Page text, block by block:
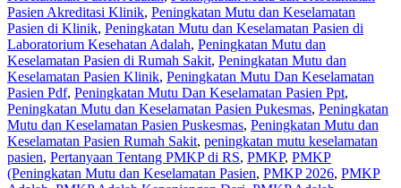
Pasien Akreditasi Klinik, Peningkatan Mutu dan Keselamatan
Pasien di Klinik, Peningkatan Mutu dan Keselamatan Pasien di
Laboratorium Kesehatan Adalah, Peningkatan Mutu dan
Keselamatan Pasien di Rumah Sakit, Peningkatan Mutu dan
Keselamatan Pasien Klinik, Peningkatan Mutu Dan Keselamatan
Pasien Pdf, Peningkatan Mutu Dan Keselamatan Pasien Ppt,
Peningkatan Mutu dan Keselamatan Pasien Pukesmas, Peningkatan
Mutu dan Keselamatan Pasien Puskesmas, Peningkatan Mutu dan
Keselamatan Pasien Rumah Sakit, peningkatan mutu keselamatan
pasien, Pertanyaan Tentang PMKP di RS, PMKP, PMKP
(Peningkatan Mutu dan Keselamatan Pasien, PMKP 2026, PMKP